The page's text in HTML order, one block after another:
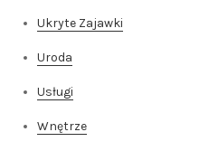
Ukryte Zajawki
Uroda
Usługi
Wnętrze